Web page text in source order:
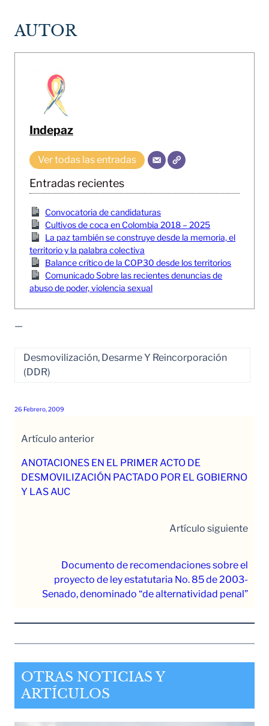
AUTOR
Indepaz
Ver todas las entradas
Entradas recientes
Convocatoria de candidaturas
Cultivos de coca en Colombia 2018 – 2025
La paz también se construye desde la memoria, el
territorio y la palabra colectiva
Balance crítico de la COP30 desde los territorios
Comunicado Sobre las recientes denuncias de
abuso de poder, violencia sexual
—
Desmovilización, Desarme Y Reincorporación
(DDR)
26 Febrero, 2009
Artículo anterior
ANOTACIONES EN EL PRIMER ACTO DE
DESMOVILIZACIÓN PACTADO POR EL GOBIERNO
Y LAS AUC
Artículo siguiente
Documento de recomendaciones sobre el
proyecto de ley estatutaria No. 85 de 2003-
Senado, denominado “de alternatividad penal”
OTRAS NOTICIAS Y
ARTÍCULOS